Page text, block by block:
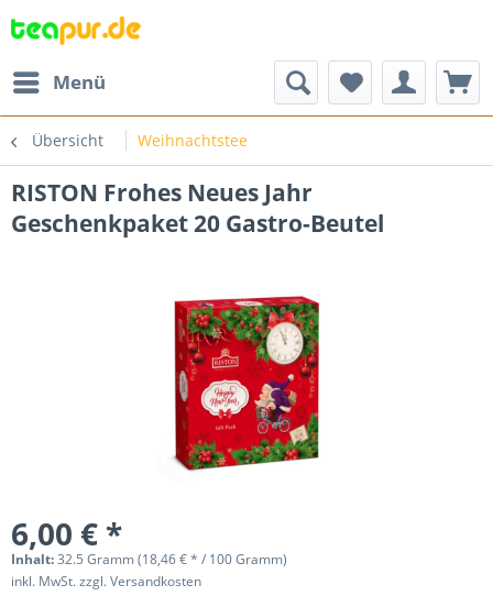
Menü
Übersicht Weihnachtstee
RISTON Frohes Neues Jahr
Geschenkpaket 20 Gastro-Beutel
6,00 € *
Inhalt:32.5 Gramm (18,46 € * / 100 Gramm)
inkl. MwSt.zzgl. Versandkosten